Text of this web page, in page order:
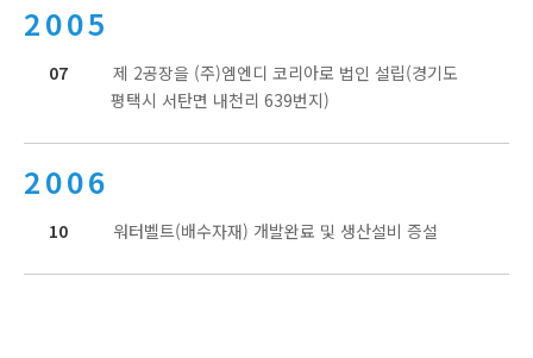
2005
07
제 2공장을 (주)엠엔디 코리아로 법인 설립(경기도
평택시 서탄면 내천리 639번지)
2006
10 워터벨트(배수자재) 개발완료 및 생산설비 증설